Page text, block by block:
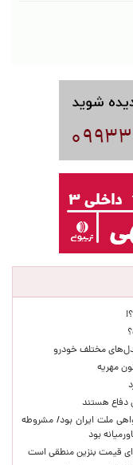
مهریه
دفاع هستند
ملت ایران بود/ مشروطه
بود
قیمت بنزین منطقی است